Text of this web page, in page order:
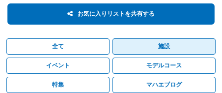
お気に入りリストを共有する
全て 施設
イベント モデルコース
特集 マハエブログ